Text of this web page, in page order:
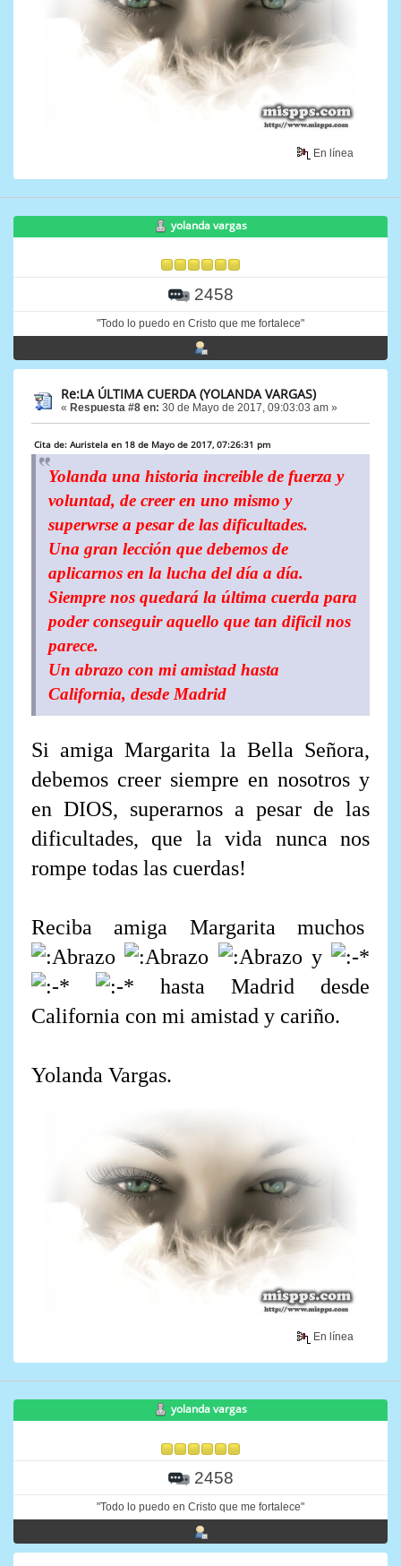
En línea
yolanda vargas
2458
"Todo lo puedo en Cristo que me fortalece"
Re:LA ÚLTIMA CUERDA (YOLANDA VARGAS)
« Respuesta #8 en: 30 de Mayo de 2017, 09:03:03 am »
Cita de: Auristela en 18 de Mayo de 2017, 07:26:31 pm
Yolanda una historia increible de fuerza y
voluntad, de creer en uno mismo y
superwrse a pesar de las dificultades.
Una gran lección que debemos de
aplicarnos en la lucha del día a día.
Siempre nos quedará la última cuerda para
poder conseguir aquello que tan dificil nos
parece.
Un abrazo con mi amistad hasta
California, desde Madrid
Si amiga Margarita la Bella Señora,
debemos creer siempre en nosotros y
en DIOS, superarnos a pesar de las
dificultades, que la vida nunca nos
rompe todas las cuerdas!
Reciba amiga Margarita muchos
y
hasta Madrid desde
California con mi amistad y cariño.
Yolanda Vargas.
En línea
yolanda vargas
2458
"Todo lo puedo en Cristo que me fortalece"